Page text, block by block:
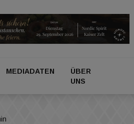
MEDIADATEN
ÜBER
UNS